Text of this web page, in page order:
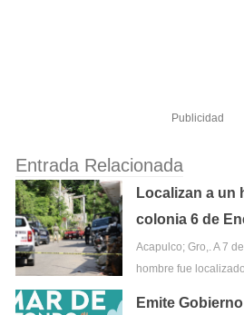
Publicidad
Entrada Relacionada
Localizan a un
colonia 6 de
Acapulco; Gro,. A 7
hombre fue
Emite